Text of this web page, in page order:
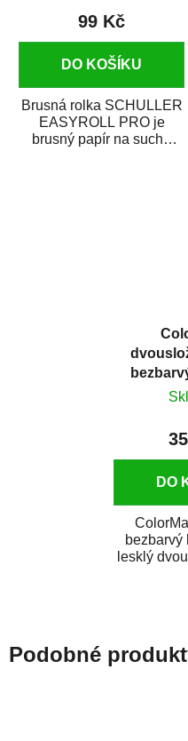
99 Kč
DO KOŠÍKU
Brusná rolka SCHULLER
EASYROLL PRO je
brusný papír na suché
DO
bezbarvý
lesklý
Podobné